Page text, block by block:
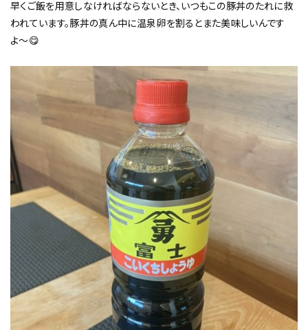
早くご飯を用意しなければならないとき、いつもこの豚丼のたれに救
われています。豚丼の真ん中に温泉卵を割るとまた美味しいんです
よ〜😋